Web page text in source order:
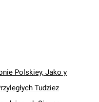
Polskiey, Jako y
Tudziez